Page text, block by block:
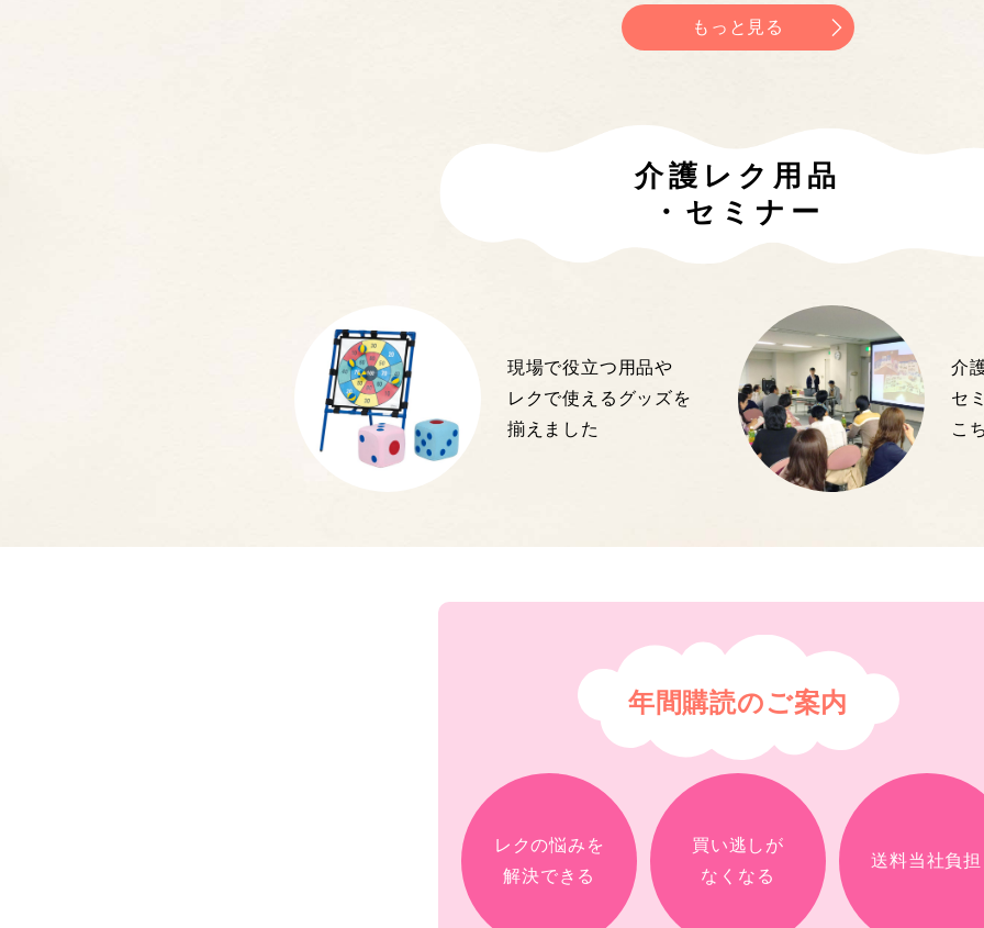
もっと見る
介護レク用品
・セミナー
現場で役立つ用品や
レクで使えるグッズを
揃えました
介
セ
こ
年間購読のご案内
レクの悩みを
解決できる
買い逃しが
なくなる
送料当社負担